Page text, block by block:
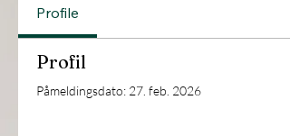
Profile
Profil
Påmeldingsdato: 27. feb. 2026